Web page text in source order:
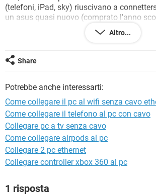
HARDWARE
(telefoni, iPad, sky) riuscivano a
un asus quasi nuovo (comprato l'anno
spesso rilevano la rete, si riescono a
ora se questo evento fosse successo solo
pensato che fosse il computer che fosse
entrambi hanno l'ultima versione di
riescono a collegarsi via cavo.
mi date spiegazioni gentilmente?
dato che il tecnico tim ha constatato che
ed e regolarmente attiva.
Altro...
Share
Potrebbe anche interessarti:
Come collegare il pc al wifi senza cavo
Come collegare il telefono al pc con cavo
Collegare pc a tv senza cavo
Come collegare airpods al pc
Collegare 2 pc ethernet
Collegare controller xbox 360 al pc
1 risposta